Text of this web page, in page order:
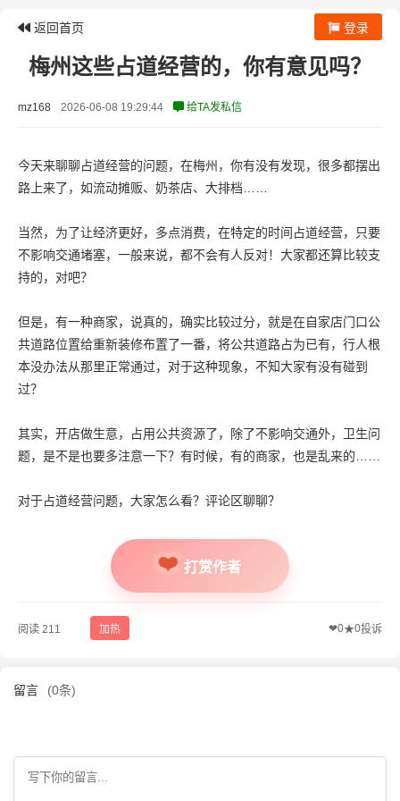
返回首页 登录
梅州这些占道经营的，你有意见吗？
mz168 2026-06-08 19:29:44 给TA发私信
今天来聊聊占道经营的问题，在梅州，你有没有发现，很多都摆出
路上来了，如流动摊贩、奶茶店、大排档……
当然，为了让经济更好，多点消费，在特定的时间占道经营，只要
不影响交通堵塞，一般来说，都不会有人反对！大家都还算比较支
持的，对吧？
但是，有一种商家，说真的，确实比较过分，就是在自家店门口公
共道路位置给重新装修布置了一番，将公共道路占为已有，行人根
本没办法从那里正常通过，对于这种现象，不知大家有没有碰到
过？
其实，开店做生意，占用公共资源了，除了不影响交通外，卫生问
题，是不是也要多注意一下？有时候，有的商家，也是乱来的……
对于占道经营问题，大家怎么看？评论区聊聊？
打赏作者
阅读 211 加热 ❤0★0投诉
留言 (0条)